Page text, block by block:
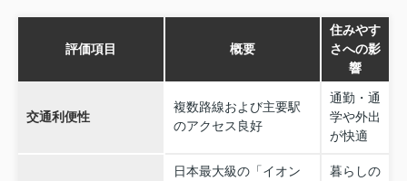
評価項目 概要
住みやす
さへの影
響
交通利便性
複数路線および主要駅
のアクセス良好
通勤・通
学や外出
が快適
日本最大級の「イオン
暮らしの